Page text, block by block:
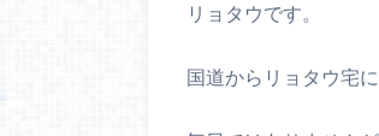
リョタウです。
国道からリョタウ宅